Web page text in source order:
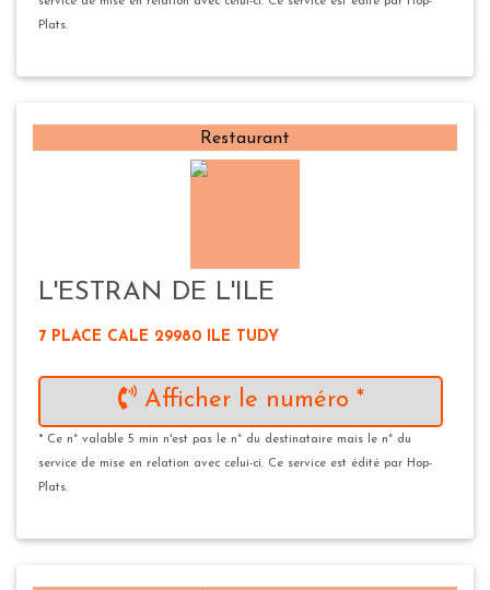
Plats.
Restaurant
L'ESTRAN DE L'ILE
7 PLACE CALE 29980 ILE TUDY
Afficher le numéro *
* Ce n° valable 5 min n'est pas le n° du destinataire mais le n° du
service de mise en relation avec celui-ci. Ce service est édité par Hop-
Plats.